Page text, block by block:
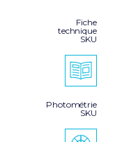
Fiche
technique
SKU
Photométrie
SKU